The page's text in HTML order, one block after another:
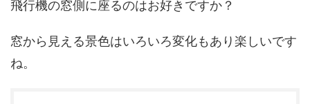
飛行機の窓側に座るのはお好きですか？
窓から見える景色はいろいろ変化もあり楽しいです
ね。